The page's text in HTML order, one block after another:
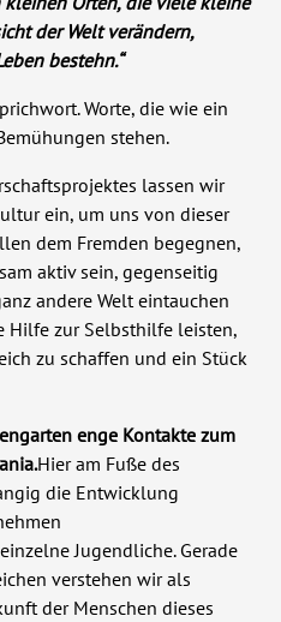
der Welt verändern,
bestehn.“
Worte, die wie ein
stehen.
lassen wir
ein, um uns von dieser
dem Fremden begegnen,
aktiv sein, gegenseitig
andere Welt eintauchen
Hilfe zur Selbsthilfe leisten,
zu schaffen und ein Stück
enge Kontakte zum
Hier am Fuße des
die Entwicklung
Jugendliche. Gerade
verstehen wir als
der Menschen dieses